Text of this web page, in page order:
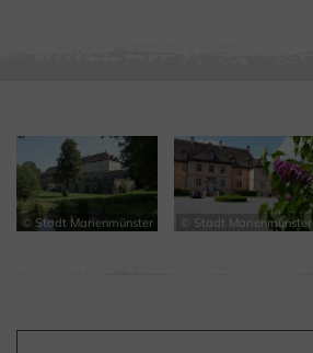
© Stadt Marienmünster © Stadt Marienmünster